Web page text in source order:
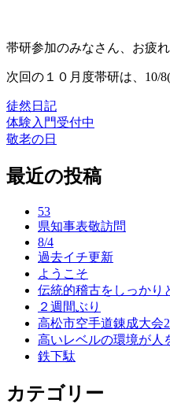
帯研参加のみなさん、お疲れ
次回の１０月度帯研は、10/
徒然日記
投
稿
ナ
体験入門受付中
敬老の日
最近の投稿
53
県知事表敬訪問
8/4
過去イチ更新
ようこそ
伝統的稽古をしっかり
２週間ぶり
高松市空手道錬成大会
高いレベルの環境が人
鉄下駄
カテゴリー